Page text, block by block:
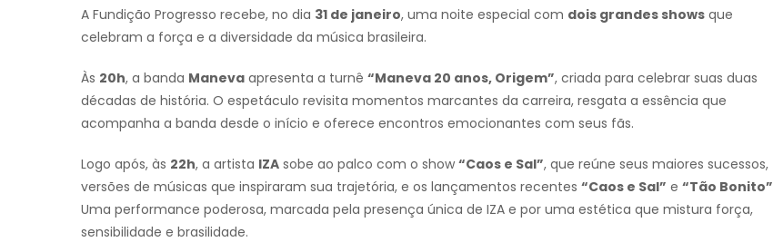
A Fundição Progresso recebe, no dia 31 de janeiro, uma noite especial com dois grandes shows que
celebram a força e a diversidade da música brasileira.
Às 20h, a banda Maneva apresenta a turnê “Maneva 20 anos, Origem”, criada para celebrar suas duas
décadas de história. O espetáculo revisita momentos marcantes da carreira, resgata a essência que
acompanha a banda desde o início e oferece encontros emocionantes com seus fãs.
Logo após, às 22h, a artista IZA sobe ao palco com o show “Caos e Sal”, que reúne seus maiores sucessos,
versões de músicas que inspiraram sua trajetória, e os lançamentos recentes “Caos e Sal” e “Tão Bonito”
Uma performance poderosa, marcada pela presença única de IZA e por uma estética que mistura força,
sensibilidade e brasilidade.